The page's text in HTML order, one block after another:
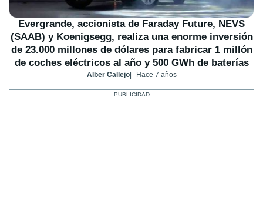
Evergrande, accionista de Faraday Future, NEVS
(SAAB) y Koenigsegg, realiza una enorme inversión
de 23.000 millones de dólares para fabricar 1 millón
de coches eléctricos al año y 500 GWh de baterías
Alber Callejo Hace 7 años